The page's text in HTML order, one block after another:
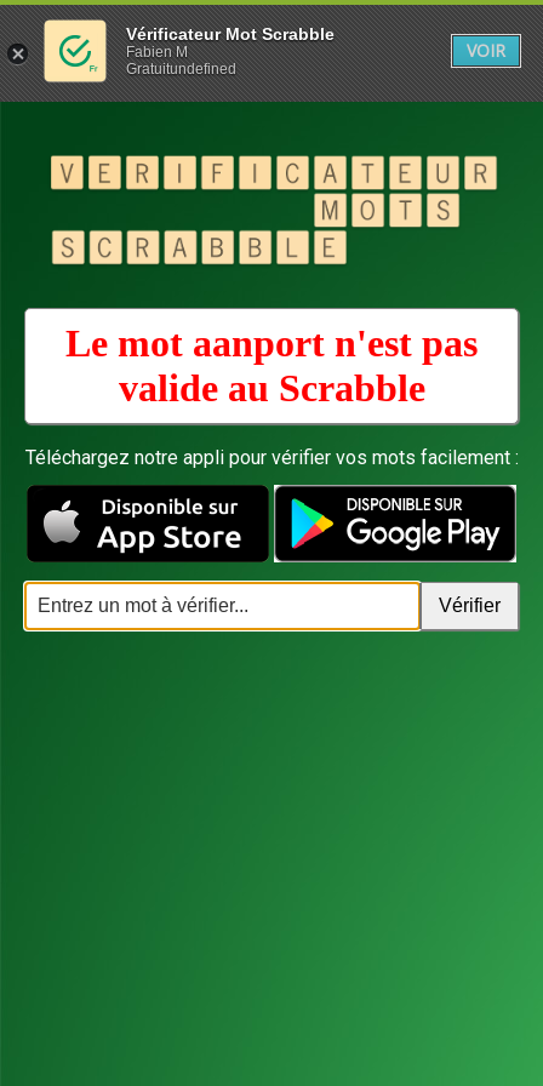
Le mot aanport n'est pas
valide au Scrabble
Téléchargez notre appli pour vérifier vos mots facilement :
Vérificateur Mot Scrabble
Fabien M
Gratuitundefined
VOIR